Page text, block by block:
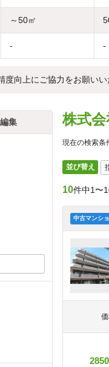
～50㎡
- -
度向上にご協力をお願い
株式
現在の検索条
並び替え
10件中1〜
中古マンシ
集